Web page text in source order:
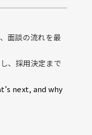
面談の流れを最
、採用決定まで
next, and why